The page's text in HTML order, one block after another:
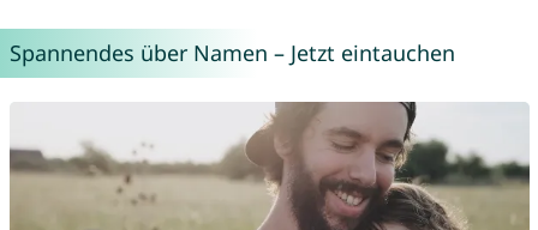
Spannendes über Namen – Jetzt eintauchen